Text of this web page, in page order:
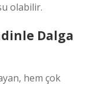
olabilir.
Dalga
hem çok